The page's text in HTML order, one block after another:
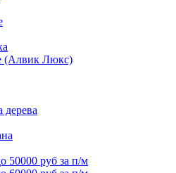
(Алвик Люкс)
дерева
50000 руб за п/м